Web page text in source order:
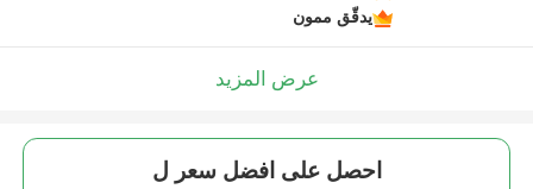
يدقّق ممون
عرض المزيد
احصل على افضل سعر ل